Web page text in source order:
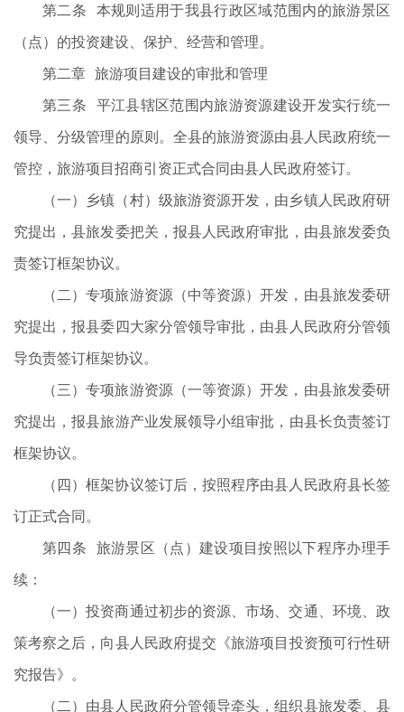
第二条 本规则适用于我县行政区域范围内的旅游景区
（点）的投资建设、保护、经营和管理。
第二章 旅游项目建设的审批和管理
第三条 平江县辖区范围内旅游资源建设开发实行统一
领导、分级管理的原则。全县的旅游资源由县人民政府统一
管控，旅游项目招商引资正式合同由县人民政府签订。
（一）乡镇（村）级旅游资源开发，由乡镇人民政府研
究提出，县旅发委把关，报县人民政府审批，由县旅发委负
责签订框架协议。
（二）专项旅游资源（中等资源）开发，由县旅发委研
究提出，报县委四大家分管领导审批，由县人民政府分管领
导负责签订框架协议。
（三）专项旅游资源（一等资源）开发，由县旅发委研
究提出，报县旅游产业发展领导小组审批，由县长负责签订
框架协议。
（四）框架协议签订后，按照程序由县人民政府县长签
订正式合同。
第四条 旅游景区（点）建设项目按照以下程序办理手
续：
（一）投资商通过初步的资源、市场、交通、环境、政
策考察之后，向县人民政府提交《旅游项目投资预可行性研
究报告》。
（二）由县人民政府分管领导牵头，组织县旅发委、县